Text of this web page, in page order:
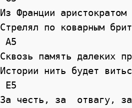
Из Франции аристократом
Стрелял по коварным
Сквозь память далеких
Истории нить будет
За честь, за  отвагу,